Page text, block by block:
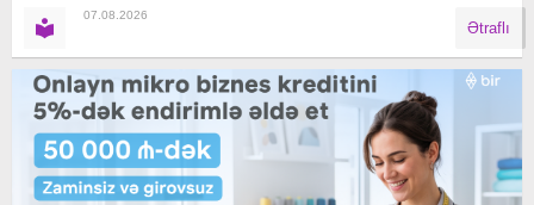
07.08.2026
Ətraflı